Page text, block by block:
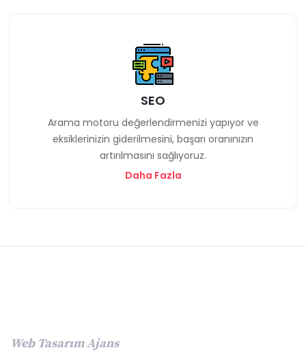
SEO
Arama motoru değerlendirmenizi yapıyor ve
eksiklerinizin giderilmesini, başarı oranınızın
artırılmasını sağlıyoruz.
Daha Fazla
Web Tasarım Ajans